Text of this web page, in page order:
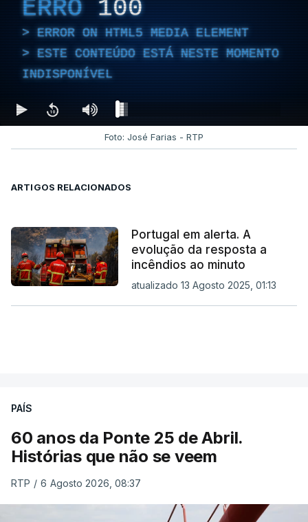
ERRO 100
ERROR ON HTML5 MEDIA ELEMENT
ESTE CONTEÚDO ESTÁ NESTE MOMENTO
INDISPONÍVEL
Foto: José Farias - RTP
ARTIGOS RELACIONADOS
Portugal em alerta. A
evolução da resposta a
incêndios ao minuto
atualizado 13 Agosto 2025, 01:13
PAÍS
60 anos da Ponte 25 de Abril.
Histórias que não se veem
RTP / 6 Agosto 2026, 08:37